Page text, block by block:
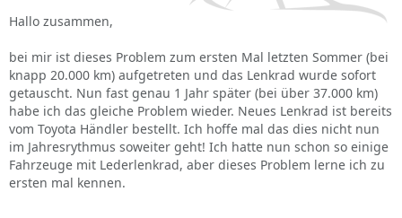
Hallo zusammen,
bei mir ist dieses Problem zum ersten Mal letzten Sommer (bei
knapp 20.000 km) aufgetreten und das Lenkrad wurde sofort
getauscht. Nun fast genau 1 Jahr später (bei über 37.000 km)
habe ich das gleiche Problem wieder. Neues Lenkrad ist bereits
vom Toyota Händler bestellt. Ich hoffe mal das dies nicht nun
im Jahresrythmus soweiter geht! Ich hatte nun schon so einige
Fahrzeuge mit Lederlenkrad, aber dieses Problem lerne ich zu
ersten mal kennen.